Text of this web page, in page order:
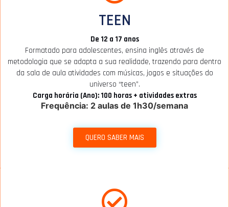
TEEN
De 12 a 17 anos
Formatado para adolescentes, ensina inglês através de
metodologia que se adapta a sua realidade, trazendo para dentro
da sala de aula atividades com músicas, jogos e situações do
universo “teen”.
Carga horária (Ano): 100 horas + atividades extras
Frequência: 2 aulas de 1h30/semana
QUERO SABER MAIS